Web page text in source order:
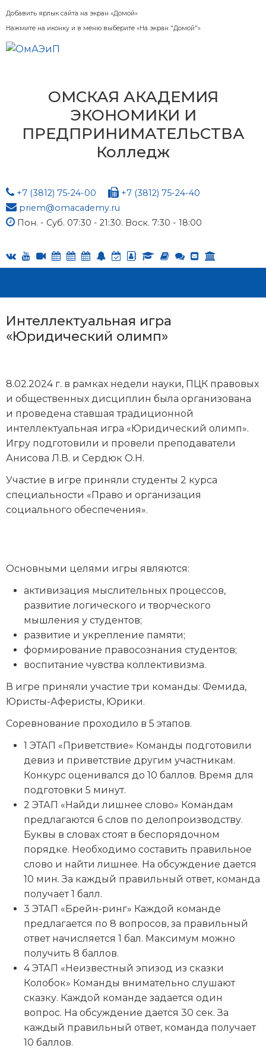
Добавить ярлык сайта на экран «Домой»
Нажмите на иконку и в меню выберите «На экран "Домой"»
ОМСКАЯ АКАДЕМИЯ
ЭКОНОМИКИ И
ПРЕДПРИНИМАТЕЛЬСТВА
Колледж
+7 (3812) 75-24-00
+7 (3812) 75-24-40
priem@omacademy.ru
Пон. - Суб. 07:30 - 21:30. Воск. 7:30 - 18:00
Интеллектуальная игра
«Юридический олимп»
8.02.2024 г. в рамках недели науки, ПЦК правовых
и общественных дисциплин была организована
и проведена ставшая традиционной
интеллектуальная игра «Юридический олимп».
Игру подготовили и провели преподаватели
Анисова Л.В. и Сердюк О.Н.
Участие в игре приняли студенты 2 курса
специальности «Право и организация
социального обеспечения».
Основными целями игры являются:
активизация мыслительных процессов,
развитие логического и творческого
мышления у студентов;
развитие и укрепление памяти;
формирование правосознания студентов;
воспитание чувства коллективизма.
В игре приняли участие три команды: Фемида,
Юристы-Аферисты, Юрики.
Соревнование проходило в 5 этапов.
1 ЭТАП «Приветствие» Команды подготовили
девиз и приветствие другим участникам.
Конкурс оценивался до 10 баллов. Время для
подготовки 5 минут.
2 ЭТАП «Найди лишнее слово» Командам
предлагаются 6 слов по делопроизводству.
Буквы в словах стоят в беспорядочном
порядке. Необходимо составить правильное
слово и найти лишнее. На обсуждение дается
10 мин. За каждый правильный ответ, команда
получает 1 балл.
3 ЭТАП «Брейн-ринг» Каждой команде
предлагается по 8 вопросов, за правильный
ответ начисляется 1 бал. Максимум можно
получить 8 баллов.
4 ЭТАП «Неизвестный эпизод из сказки
Колобок» Команды внимательно слушают
сказку. Каждой команде задается один
вопрос. На обсуждение дается 30 сек. За
каждый правильный ответ, команда получает
10 баллов.